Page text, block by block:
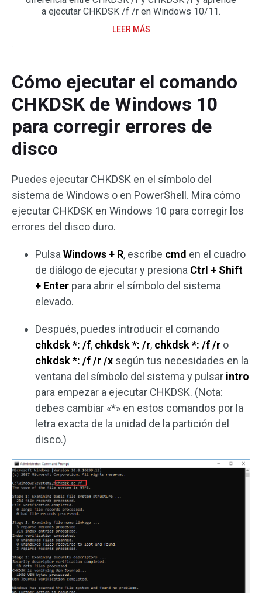
a ejecutar CHKDSK /f /r en Windows 10/11.
LEER MÁS
Cómo ejecutar el comando
CHKDSK de Windows 10
para corregir errores de
disco
Puedes ejecutar CHKDSK en el símbolo del
sistema de Windows o en PowerShell. Mira cómo
ejecutar CHKDSK en Windows 10 para corregir los
errores del disco duro.
Pulsa Windows + R, escribe cmd en el cuadro
de diálogo de ejecutar y presiona Ctrl + Shift
+ Enter para abrir el símbolo del sistema
elevado.
Después, puedes introducir el comando
chkdsk *: /f, chkdsk *: /r, chkdsk *: /f /r o
chkdsk *: /f /r /x según tus necesidades en la
ventana del símbolo del sistema y pulsar intro
para empezar a ejecutar CHKDSK. (Nota:
debes cambiar «*» en estos comandos por la
letra exacta de la unidad de la partición del
disco.)